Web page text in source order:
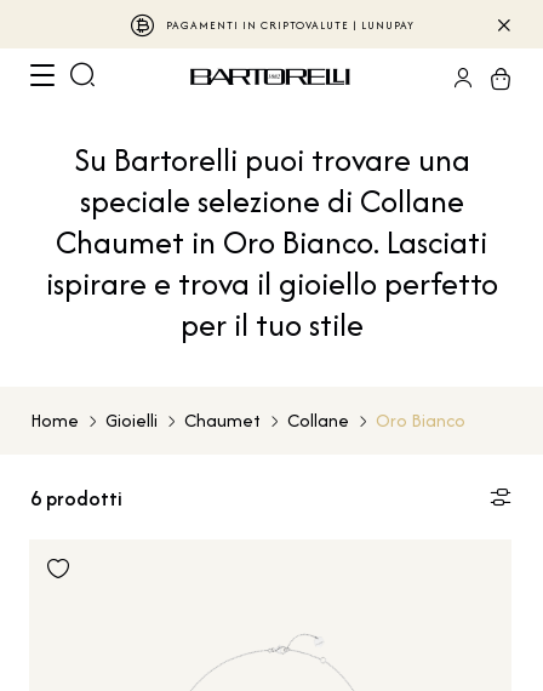
PAGAMENTI IN CRIPTOVALUTE | LUNUPAY
Su Bartorelli puoi trovare una
speciale selezione di Collane
Chaumet in Oro Bianco. Lasciati
ispirare e trova il gioiello perfetto
per il tuo stile
Home Gioielli Chaumet Collane Oro Bianco
6 prodotti